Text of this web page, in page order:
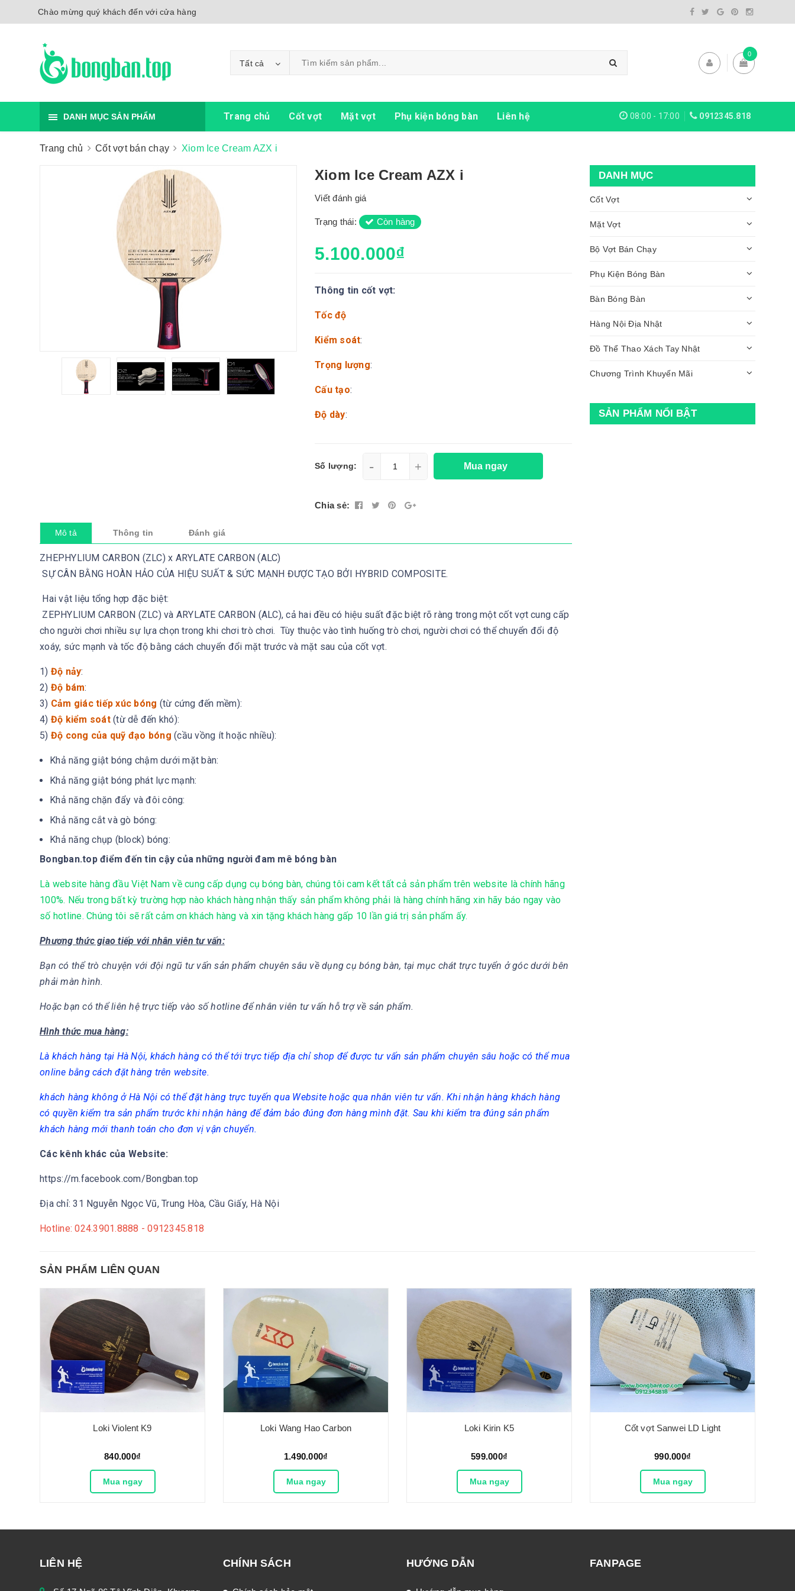
Chào mừng quý khách đến với cửa hàng
Tất cả
0
DANH MỤC SẢN PHẨM Trang chủ Cốt vợt Mặt vợt Phụ kiện bóng bàn Liên hệ 08:00 - 17:00 0912345.818
Trang chủ Cốt vợt bán chạy Xiom Ice Cream AZX i
Xiom Ice Cream AZX i
Viết đánh giá
Trạng thái: Còn hàng
5.100.000₫
Thông tin cốt vợt:
Tốc độ
Kiểm soát:
Trọng lượng:
Cấu tạo:
Độ dày:
Số lượng: - + Mua ngay
Chia sẻ:
Mô tả Thông tin Đánh giá
ZHEPHYLIUM CARBON (ZLC) x ARYLATE CARBON (ALC)
SỰ CÂN BẰNG HOÀN HẢO CỦA HIỆU SUẤT & SỨC MẠNH ĐƯỢC TẠO BỞI HYBRID COMPOSITE.
Hai vật liệu tổng hợp đặc biệt:
ZEPHYLIUM CARBON (ZLC) và ARYLATE CARBON (ALC), cả hai đều có hiệu suất đặc biệt rõ ràng trong một cốt vợt cung cấp
cho người chơi nhiều sự lựa chọn trong khi chơi trò chơi. Tùy thuộc vào tình huống trò chơi, người chơi có thể chuyển đổi độ
xoáy, sức mạnh và tốc độ bằng cách chuyển đổi mặt trước và mặt sau của cốt vợt.
1) Độ nảy:
2) Độ bám:
3) Cảm giác tiếp xúc bóng (từ cứng đến mềm):
4) Độ kiểm soát(từ dễ đến khó):
5) Độ cong của quỹ đạo bóng (cầu vồng ít hoặc nhiều):
Khả năng giật bóng chậm dưới mặt bàn:
Khả năng giật bóng phát lực mạnh:
Khả năng chặn đẩy và đôi công:
Khả năng cắt và gò bóng:
Khả năng chụp (block) bóng:
Bongban.top điểm đến tin cậy của những người đam mê bóng bàn
Là website hàng đầu Việt Nam về cung cấp dụng cụ bóng bàn, chúng tôi cam kết tất cả sản phẩm trên website là chính hãng
100%. Nếu trong bất kỳ trường hợp nào khách hàng nhận thấy sản phẩm không phải là hàng chính hãng xin hãy báo ngay vào
số hotline. Chúng tôi sẽ rất cảm ơn khách hàng và xin tặng khách hàng gấp 10 lần giá trị sản phẩm ấy.
Phương thức giao tiếp với nhân viên tư vấn:
Bạn có thể trò chuyện với đội ngũ tư vấn sản phẩm chuyên sâu về dụng cụ bóng bàn, tại mục chát trực tuyển ở góc dưới bên
phải màn hình.
Hoặc bạn có thể liên hệ trực tiếp vào số hotline để nhân viên tư vấn hỗ trợ về sản phẩm.
Hình thức mua hàng:
Là khách hàng tại Hà Nội, khách hàng có thể tới trực tiếp địa chỉ shop để được tư vấn sản phẩm chuyên sâu hoặc có thể mua
online bằng cách đặt hàng trên website.
khách hàng không ở Hà Nội có thể đặt hàng trực tuyến qua Website hoặc qua nhân viên tư vấn. Khi nhận hàng khách hàng
có quyền kiểm tra sản phẩm trước khi nhận hàng để đảm bảo đúng đơn hàng mình đặt. Sau khi kiểm tra đúng sản phẩm
khách hàng mới thanh toán cho đơn vị vận chuyển.
Các kênh khác của Website:
https://m.facebook.com/Bongban.top
Địa chỉ: 31 Nguyễn Ngọc Vũ, Trung Hòa, Cầu Giấy, Hà Nội
Hotline: 024.3901.8888 - 0912345.818
DANH MỤC
Cốt Vợt
Mặt Vợt
Bộ Vợt Bán Chạy
Phụ Kiện Bóng Bàn
Bàn Bóng Bàn
Hàng Nội Địa Nhật
Đồ Thể Thao Xách Tay Nhật
Chương Trình Khuyến Mãi
SẢN PHẨM NỔI BẬT
SẢN PHẨM LIÊN QUAN
Loki Violent K9
840.000₫
Mua ngay
Loki Wang Hao Carbon
1.490.000₫
Mua ngay
Loki Kirin K5
599.000₫
Mua ngay
Cốt vợt Sanwei LD Light
990.000₫
Mua ngay
LIÊN HỆ CHÍNH SÁCH HƯỚNG DẪN FANPAGE